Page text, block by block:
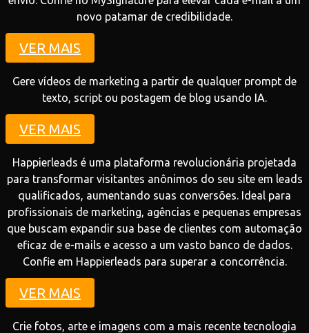
novo patamar de credibilidade.
VER MAIS
Gere vídeos de marketing a partir de qualquer prompt de
texto, script ou postagem de blog usando IA.
VER MAIS
Happierleads é uma plataforma revolucionária projetada
para transformar visitantes anônimos do seu site em leads
qualificados, aumentando suas conversões. Ideal para
profissionais de marketing, agências e pequenas empresas
que buscam expandir sua base de clientes com automação
eficaz de e-mails e acesso a um vasto banco de dados.
Confie em Happierleads para superar a concorrência.
VER MAIS
Crie fotos, arte e imagens com a mais recente tecnologia